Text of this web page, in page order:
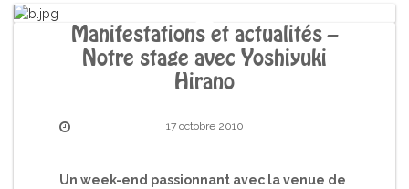
Manifestations et actualités –
Notre stage avec Yoshiyuki
Hirano
17 octobre 2010
Un week-end passionnant avec la venue de